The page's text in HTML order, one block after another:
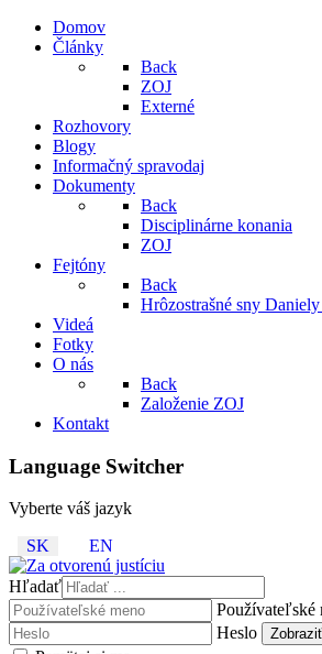
Domov
Články
Back
ZOJ
Externé
Rozhovory
Blogy
Informačný spravodaj
Dokumenty
Back
Disciplinárne konania
ZOJ
Fejtóny
Back
Hrôzostrašné sny
Videá
Fotky
O nás
Back
Založenie ZOJ
Kontakt
Language Switcher
Vyberte váš jazyk
SK
EN
Hľadať
Používateľské
Heslo